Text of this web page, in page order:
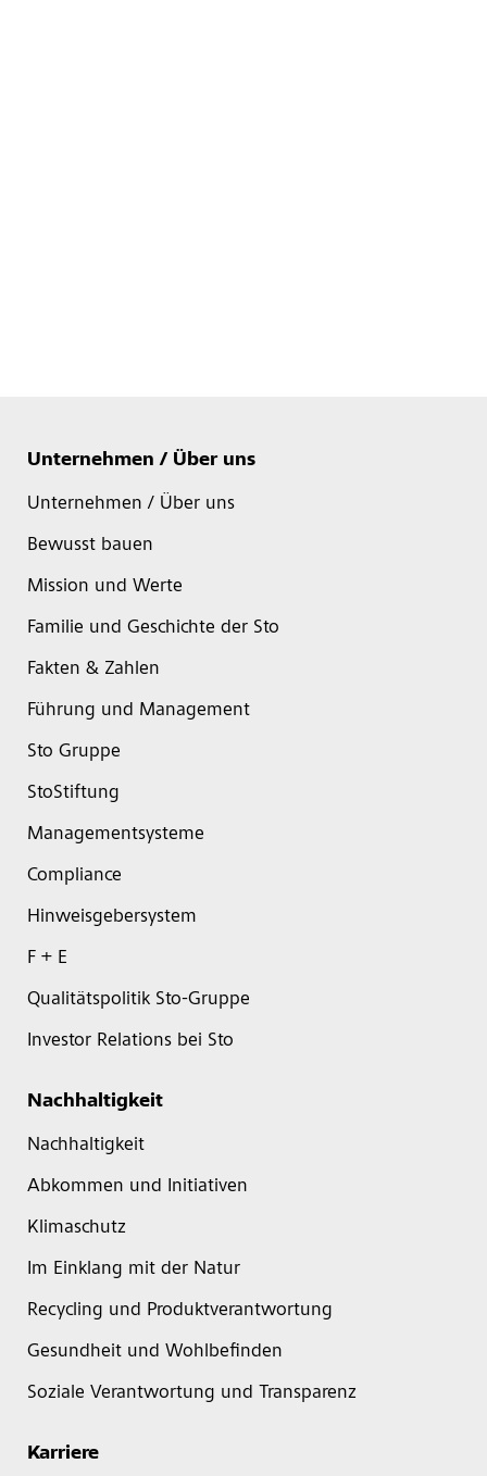
Unternehmen / Über uns
Unternehmen / Über uns
Bewusst bauen
Mission und Werte
Familie und Geschichte der Sto
Fakten & Zahlen
Führung und Management
Sto Gruppe
StoStiftung
Managementsysteme
Compliance
Hinweisgebersystem
F + E
Qualitätspolitik Sto-Gruppe
Investor Relations bei Sto
Nachhaltigkeit
Nachhaltigkeit
Abkommen und Initiativen
Klimaschutz
Im Einklang mit der Natur
Recycling und Produktverantwortung
Gesundheit und Wohlbefinden
Soziale Verantwortung und Transparenz
Karriere